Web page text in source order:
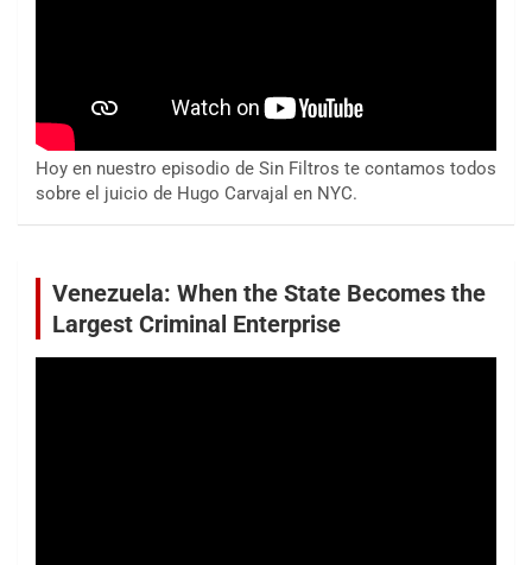
Hoy en nuestro episodio de Sin Filtros te contamos todos
sobre el juicio de Hugo Carvajal en NYC.
Venezuela: When the State Becomes the
Largest Criminal Enterprise